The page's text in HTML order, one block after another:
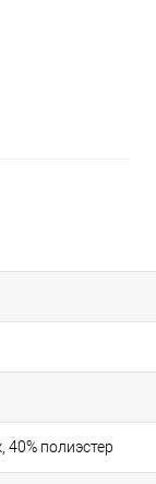
40% полиэстер